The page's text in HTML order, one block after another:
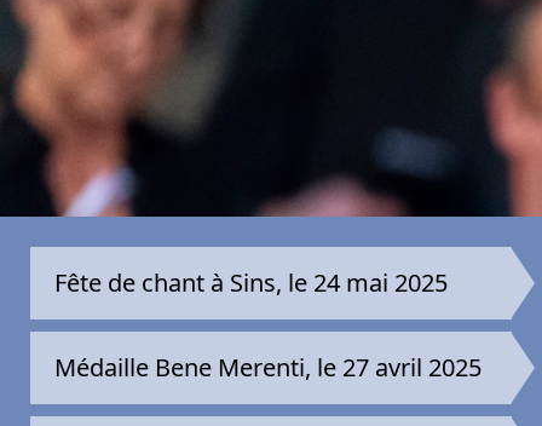
Fête de chant à Sins, le 24 mai 2025
Médaille Bene Merenti, le 27 avril 2025